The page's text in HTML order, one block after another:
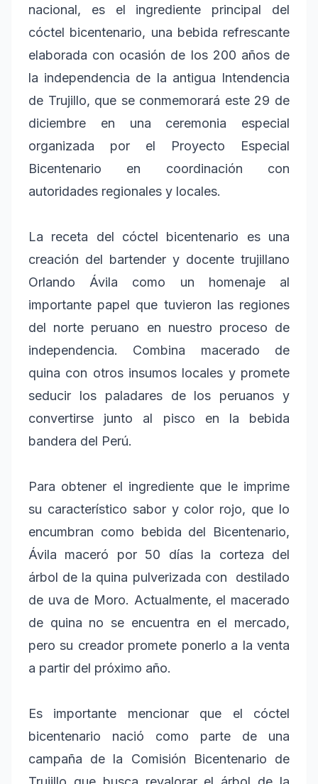
nacional, es el ingrediente principal del
cóctel bicentenario, una bebida refrescante
elaborada con ocasión de los 200 años de
la independencia de la antigua Intendencia
de Trujillo, que se conmemorará este 29 de
diciembre en una ceremonia especial
organizada por el Proyecto Especial
Bicentenario en coordinación con
autoridades regionales y locales.
La receta del cóctel bicentenario es una
creación del bartender y docente trujillano
Orlando Ávila como un homenaje al
importante papel que tuvieron las regiones
del norte peruano en nuestro proceso de
independencia. Combina macerado de
quina con otros insumos locales y promete
seducir los paladares de los peruanos y
convertirse junto al pisco en la bebida
bandera del Perú.
Para obtener el ingrediente que le imprime
su característico sabor y color rojo, que lo
encumbran como bebida del Bicentenario,
Ávila maceró por 50 días la corteza del
árbol de la quina pulverizada con
destilado
de uva de Moro. Actualmente, el macerado
de quina no se encuentra en el mercado,
pero su creador promete ponerlo a la venta
a partir del próximo año.
Es importante mencionar que el cóctel
bicentenario nació como parte de una
campaña de la Comisión Bicentenario de